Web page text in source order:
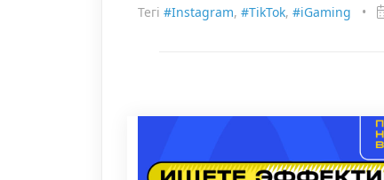
Тегі #Instagram, #TikTok, #iGaming •